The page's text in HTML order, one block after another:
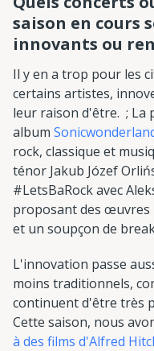
saison en cours
innovants ou
Il y en a trop pour les
certains artistes,
leur raison d'être. ; La
album
rock, classique et
ténor Jakub Józef
#LetsBaRock avec
proposant des œuvres
et un soupçon de
L'innovation passe
moins traditionnels,
continuent d'être très
Cette saison, nous
à des films d'Alfred